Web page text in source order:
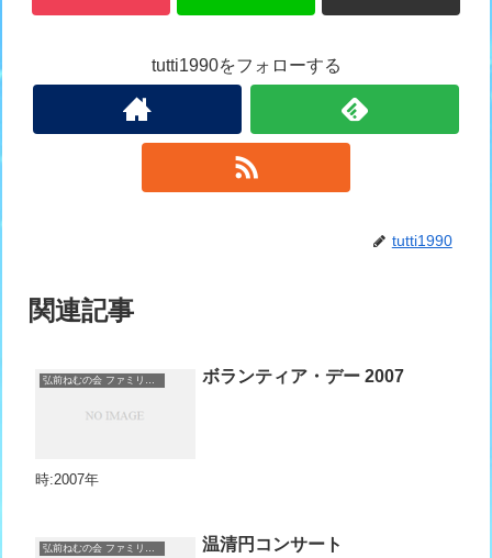
tutti1990をフォローする
tutti1990
関連記事
弘前ねむの会 ファミリーコーラス＆ノーザンウィング ボランティア・デー 2007
時:2007年
弘前ねむの会 ファミリーコーラス＆ノーザンウィング 温清円コンサート